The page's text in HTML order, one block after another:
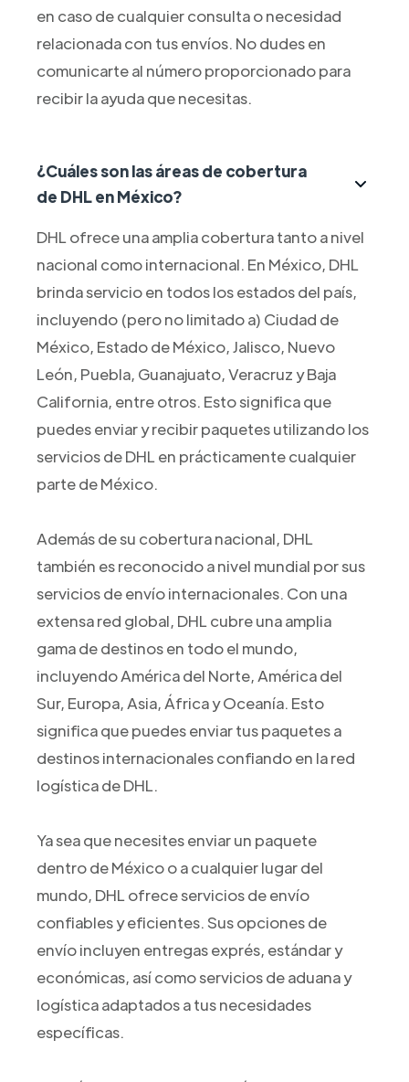
en caso de cualquier consulta o necesidad
relacionada con tus envíos. No dudes en
comunicarte al número proporcionado para
recibir la ayuda que necesitas.
¿Cuáles son las áreas de cobertura
de DHL en México?
DHL ofrece una amplia cobertura tanto a nivel
nacional como internacional. En México, DHL
brinda servicio en todos los estados del país,
incluyendo (pero no limitado a) Ciudad de
México, Estado de México, Jalisco, Nuevo
León, Puebla, Guanajuato, Veracruz y Baja
California, entre otros. Esto significa que
puedes enviar y recibir paquetes utilizando los
servicios de DHL en prácticamente cualquier
parte de México.
Además de su cobertura nacional, DHL
también es reconocido a nivel mundial por sus
servicios de envío internacionales. Con una
extensa red global, DHL cubre una amplia
gama de destinos en todo el mundo,
incluyendo América del Norte, América del
Sur, Europa, Asia, África y Oceanía. Esto
significa que puedes enviar tus paquetes a
destinos internacionales confiando en la red
logística de DHL.
Ya sea que necesites enviar un paquete
dentro de México o a cualquier lugar del
mundo, DHL ofrece servicios de envío
confiables y eficientes. Sus opciones de
envío incluyen entregas exprés, estándar y
económicas, así como servicios de aduana y
logística adaptados a tus necesidades
específicas.